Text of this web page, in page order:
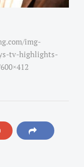
img-
tv-highlights-